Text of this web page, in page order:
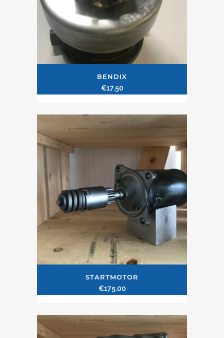
BENDIX
€17.50
STARTMOTOR
€175.00